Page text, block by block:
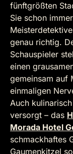
fünftgrößten
Sie schon
genau richtig.
Schauspieler
einen
gemeinsam auf
einmaligen
Auch
versorgt – das
Morada Hotel
schmackhaftes
Gaumenkitzel